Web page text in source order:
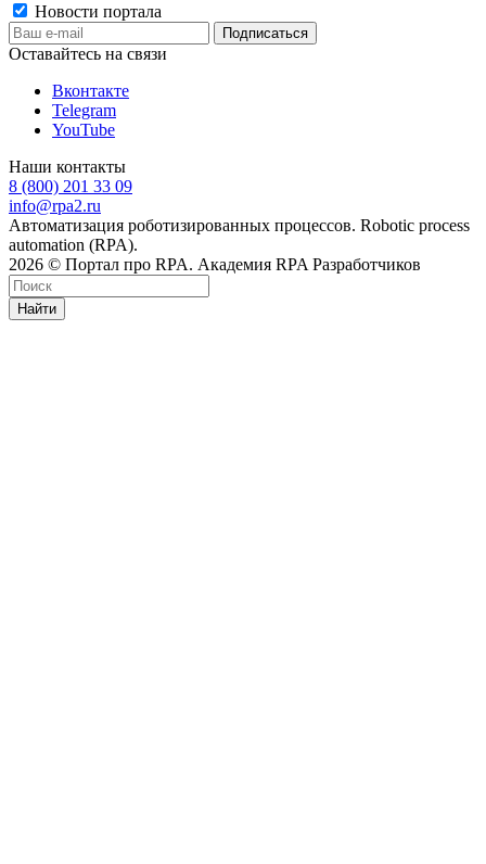
Новости портала
Оставайтесь на связи
Вконтакте
Telegram
YouTube
Наши контакты
8 (800) 201 33 09
info@rpa2.ru
Автоматизация роботизированных процессов. Robotic process
automation (RPA).
2026 © Портал про RPA. Академия RPA Разработчиков
Найти